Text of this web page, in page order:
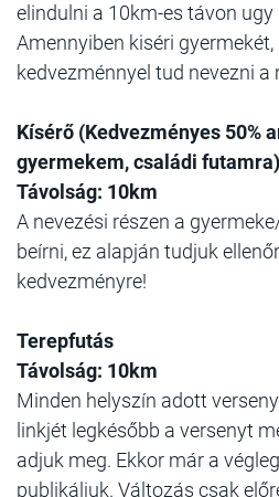
elindulni a 10km-es távon
Amennyiben kiséri gyermekét,
kedvezménnyel tud nevezni a
Kísérő (Kedvezményes 50%
gyermekem, családi futamra)
Távolság: 10km
A nevezési részen a
beírni, ez alapján tudjuk
kedvezményre!
Terepfutás
Távolság: 10km
Minden helyszín adott
linkjét legkésőbb a versenyt
adjuk meg. Ekkor már a
publikáljuk. Változás csak